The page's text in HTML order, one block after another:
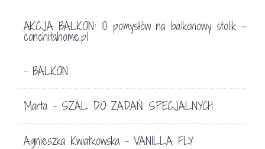
AKCJA BALKON: 10 pomysłów na balkonowy stolik -
conchitahome.pl
- BALKON
Marta - SZAL DO ZADAŃ SPECJALNYCH
Agnieszka Kwiatkowska - VANILLA FLY